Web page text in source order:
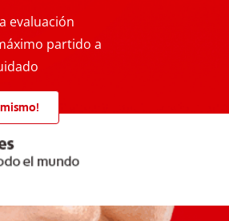
evaluación
partido a